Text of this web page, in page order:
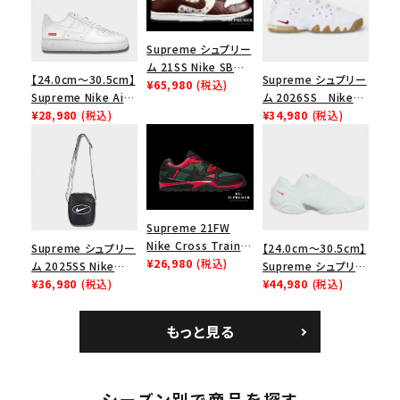
【24.0cm～30.5cm】
Supreme Nike Air
Force 1 Low シュプ
リーム ナイキエアフォ
ース１スニーカー シ
ューズ ホワイト
¥28,980 (税込)
Supreme シュプリー
ム 21SS Nike SB
Dunk Low ナイキSB
¥65,980 (税込)
Supreme シュプリー
ム 2026SS Nike
SB Air Max 2 CB 94
¥34,980 (税込)
Supreme シュプリー
ム 2025SS Nike
Leather Shoulder
¥36,980 (税込)
Supreme 21FW
Nike Cross Trainer
Low ナイキクロスト
¥26,980 (税込)
【24.0cm～30.5cm】
Supreme シュプリー
ム 2023AW Nike
カー ホワイト 白
¥44,980 (税込)
もっと見る